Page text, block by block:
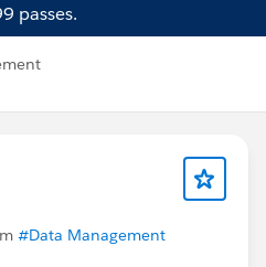
passes.
#Data Management